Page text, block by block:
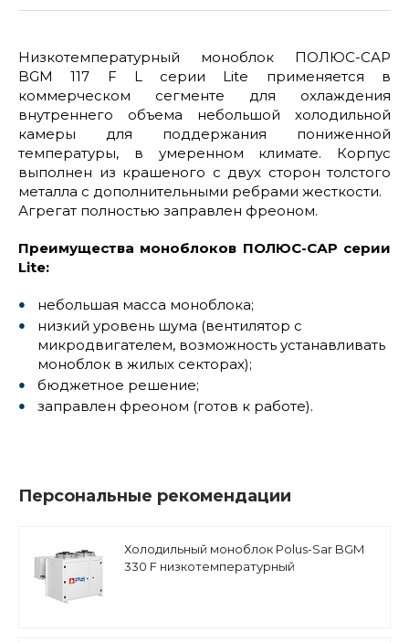
Низкотемпературный моноблок ПОЛЮС-САР
BGM 117 F L серии Lite применяется в
коммерческом сегменте для охлаждения
внутреннего объема небольшой холодильной
камеры для поддержания пониженной
температуры, в умеренном климате. Корпус
выполнен из крашеного с двух сторон толстого
металла с дополнительными ребрами жесткости.
Агрегат полностью заправлен фреоном.
Преимущества моноблоков ПОЛЮС-САР серии
Lite:
небольшая масса моноблока;
низкий уровень шума (вентилятор с
микродвигателем, возможность устанавливать
моноблок в жилых секторах);
бюджетное решение;
заправлен фреоном (готов к работе).
Персональные рекомендации
Холодильный моноблок Polus-Sar BGM
330 F низкотемпературный